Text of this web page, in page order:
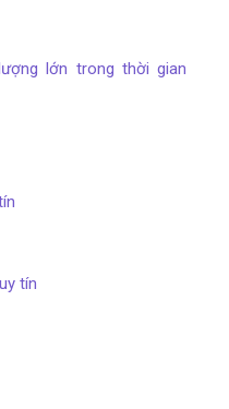
lớn trong thời gian
tín